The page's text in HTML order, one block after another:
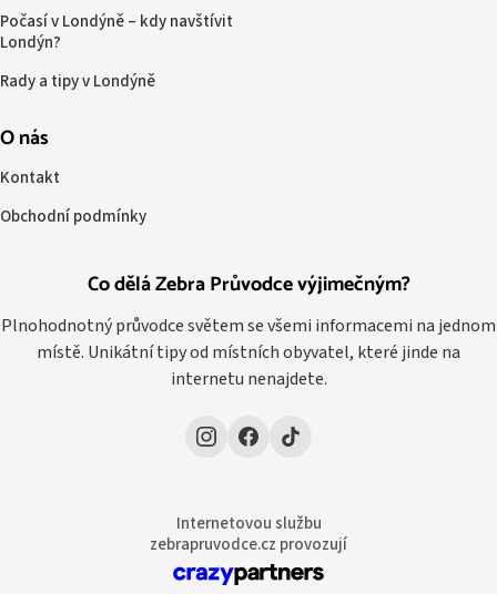
Co dělá Zebra Průvodce výjimečným?
Plnohodnotný průvodce světem se všemi informacemi na jednom
místě. Unikátní tipy od místních obyvatel, které jinde na
internetu nenajdete.
Počasí v Londýně – kdy navštívit
Londýn?
Rady a tipy v Londýně
O nás
Kontakt
Obchodní podmínky
Internetovou službu
zebrapruvodce.cz provozují